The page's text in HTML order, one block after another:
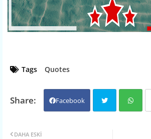
Tags Quotes
Facebook
DAHA ESKI